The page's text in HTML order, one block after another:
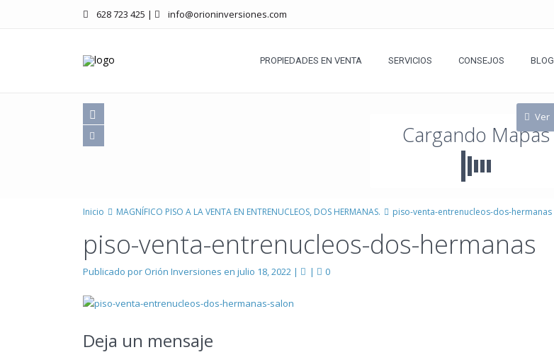
628 723 425 | info@orioninversiones.com
PROPIEDADES EN VENTA SERVICIOS CONSEJOS BLOG
Cargando Mapas
Ver
Inicio MAGNÍFICO PISO A LA VENTA EN ENTRENUCLEOS, DOS HERMANAS. piso-venta-entrenucleos-dos-hermanas
piso-venta-entrenucleos-dos-hermanas
Publicado por Orión Inversiones en julio 18, 2022 | | 0
Deja un mensaje